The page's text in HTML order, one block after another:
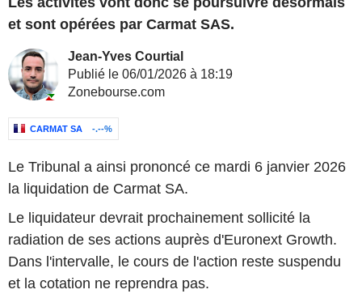
et sont opérées par Carmat SAS.
Jean-Yves Courtial
Publié le 06/01/2026 à 18:19
Zonebourse.com
CARMAT SA -.--%
Le Tribunal a ainsi prononcé ce mardi 6 janvier 2026
la liquidation de Carmat SA.
Le liquidateur devrait prochainement sollicité la
radiation de ses actions auprès d'Euronext Growth.
Dans l'intervalle, le cours de l'action reste suspendu
et la cotation ne reprendra pas.